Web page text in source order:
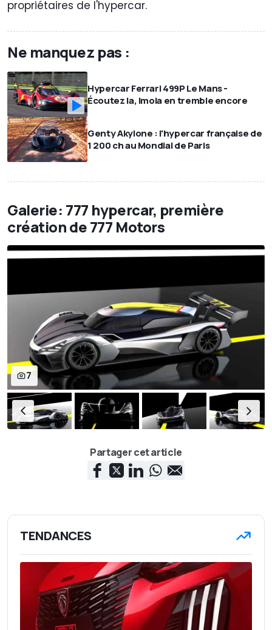
propriétaires de l'hypercar.
Ne manquez pas :
Hypercar Ferrari 499P Le Mans -
Écoutez la, Imola en tremble encore
Genty Akylone : l'hypercar française de
1 200 ch au Mondial de Paris
Galerie: 777 hypercar, première
création de 777 Motors
7
Partager cet article
TENDANCES